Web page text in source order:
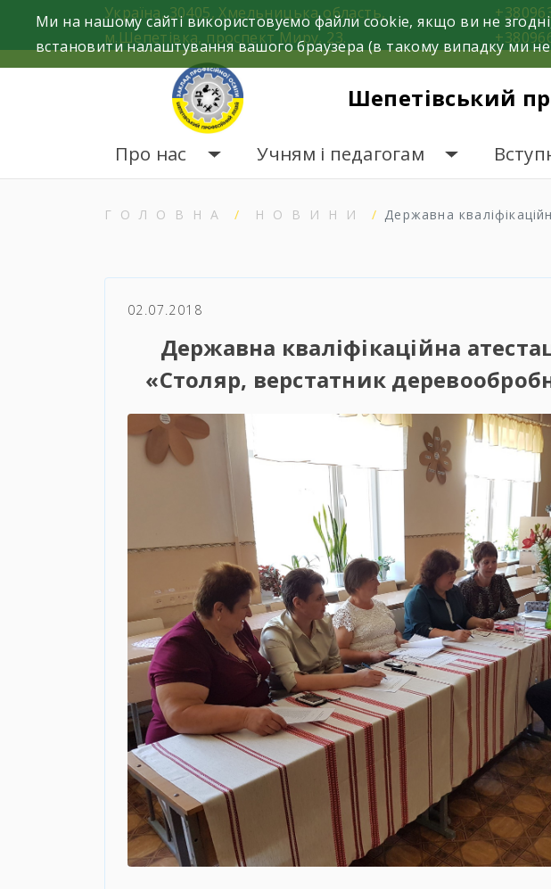
Україна, 30405, Хмельницька область,
м.Шепетівка, проспект Миру, 23.
Шепетівський
Про нас Учням і педагогам
ГОЛОВНА НОВИНИ Державна
02.07.2018
Державна кваліфікаційна
«Столяр, верстатник
Ми на нашому сайті використовуємо файли cookie, якщо ви не
встановити налаштування вашого браузера (в такому випадку ми